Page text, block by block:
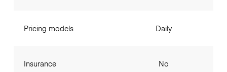
Pricing models
Insurance
Daily
No